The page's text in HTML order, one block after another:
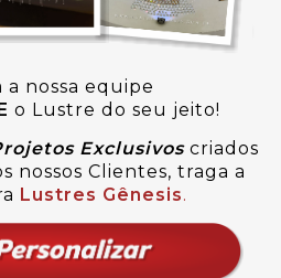
a nossa equipe
o Lustre do seu jeito!
Exclusivoscriados
nossos Clientes, traga a
Lustres Gênesis.